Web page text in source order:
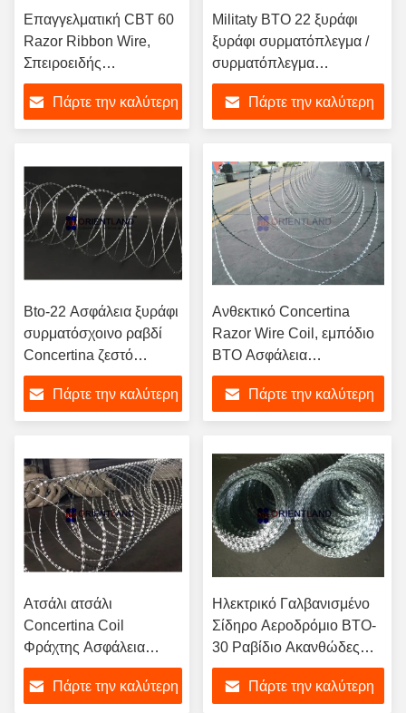
Επαγγελματική CBT 60
Razor Ribbon Wire,
Σπειροειδής
συρματόπλεγμα
Φράχτης Δωρεάν δείγμα
Πάρτε την καλύτερη
Militaty BTO 22 ξυράφι
ξυράφι συρματόπλεγμα /
συρματόπλεγμα
Concertina
Πάρτε την καλύτερη
Bto-22 Ασφάλεια ξυράφι
συρματόσχοινο ραβδί
Concertina ζεστό
βουτηγμένο
Πάρτε την καλύτερη
Ανθεκτικό Concertina
Razor Wire Coil, εμπόδιο
BTO Ασφάλεια
Σιδηρουργικό Φράχτη
Πάρτε την καλύτερη
Ατσάλι ατσάλι
Concertina Coil
Φράχτης Ασφάλεια
συρματόπλεγμα 54-
56loopsΠάρτε την καλύτερη
Ηλεκτρικό Γαλβανισμένο
Σίδηρο Αεροδρόμιο BTO-
30 Ραβίδιο Ακανθώδες
Σύρμα
Πάρτε την καλύτερη